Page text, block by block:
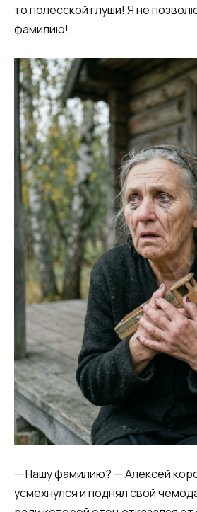
то полесской глуши! Я не
фамилию!
— Нашу фамилию? — Алексей
усмехнулся и поднял свой